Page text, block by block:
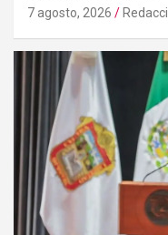
7 agosto, 2026